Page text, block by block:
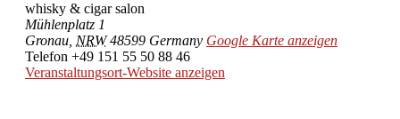
whisky & cigar salon
Mühlenplatz 1
Gronau NRW 48599 Germany Google Karte anzeigen
Telefon +49 151 55 50 88 46
Veranstaltungsort-Website anzeigen